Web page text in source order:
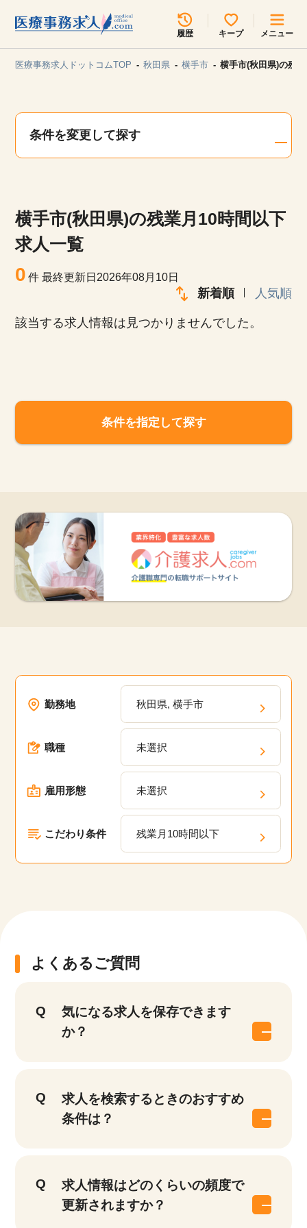
履歴 キープ メニュー
見学会・イベント情報
サイトの使い方
就職サポート
医療事務求人ドットコムTOP 秋田県 横手市 横手市(秋田県)の残
条件を変更して探す
横手市(秋田県)の残業月10時間以下
求人一覧
0 件最終更新日2026年08月10日
新着順 人気順
該当する求人情報は見つかりませんでした。
条件を指定して探す
勤務地 秋田県, 横手市
職種 未選択
雇用形態 未選択
こだわり条件 残業月10時間以下
よくあるご質問
気になる求人を保存できます
か？
求人を検索するときのおすすめ
条件は？
求人情報はどのくらいの頻度で
更新されますか？
所在地のエリアを選択してください
各支店担当よりご連絡させていただきます。
関東
甲信越・北陸 中国・四国
九州・沖縄